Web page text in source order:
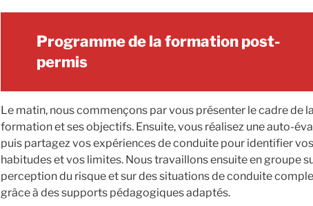
Programme de la formation post-
permis
Le matin, nous commençons par vous présenter le cadre de la
formation et ses objectifs. Ensuite, vous réalisez une auto-
puis partagez vos expériences de conduite pour identifier vos
habitudes et vos limites. Nous travaillons ensuite en groupe
perception du risque et sur des situations de conduite
grâce à des supports pédagogiques adaptés.